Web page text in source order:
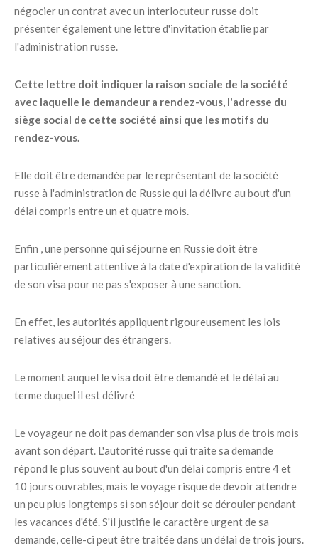
négocier un contrat avec un interlocuteur russe doit
présenter également une lettre d'invitation établie par
l'administration russe.
Cette lettre doit indiquer la raison sociale de la société
avec laquelle le demandeur a rendez-vous, l'adresse du
siège social de cette société ainsi que les motifs du
rendez-vous.
Elle doit être demandée par le représentant de la société
russe à l'administration de Russie qui la délivre au bout d'un
délai compris entre un et quatre mois.
Enfin , une personne qui séjourne en Russie doit être
particulièrement attentive à la date d'expiration de la validité
de son visa pour ne pas s'exposer à une sanction.
En effet, les autorités appliquent rigoureusement les lois
relatives au séjour des étrangers.
Le moment auquel le visa doit être demandé et le délai au
terme duquel il est délivré
Le voyageur ne doit pas demander son visa plus de trois mois
avant son départ. L'autorité russe qui traite sa demande
répond le plus souvent au bout d'un délai compris entre 4 et
10 jours ouvrables, mais le voyage risque de devoir attendre
un peu plus longtemps si son séjour doit se dérouler pendant
les vacances d'été. S'il justifie le caractère urgent de sa
demande, celle-ci peut être traitée dans un délai de trois jours.